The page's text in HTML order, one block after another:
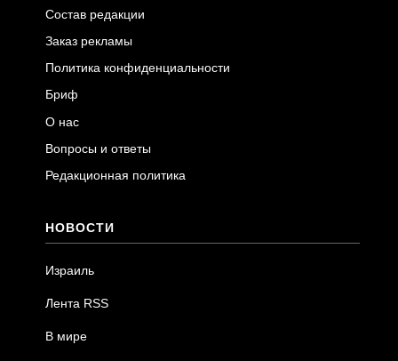
Состав редакции
Заказ рекламы
Политика конфиденциальности
Бриф
О нас
Вопросы и ответы
Редакционная политика
НОВОСТИ
Израиль
Лента RSS
В мире